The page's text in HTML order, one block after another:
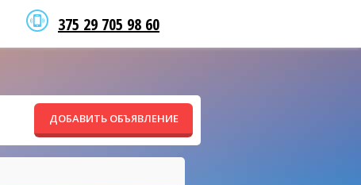
375 29 705 98 60
ДОБАВИТЬ ОБЪЯВЛЕНИЕ